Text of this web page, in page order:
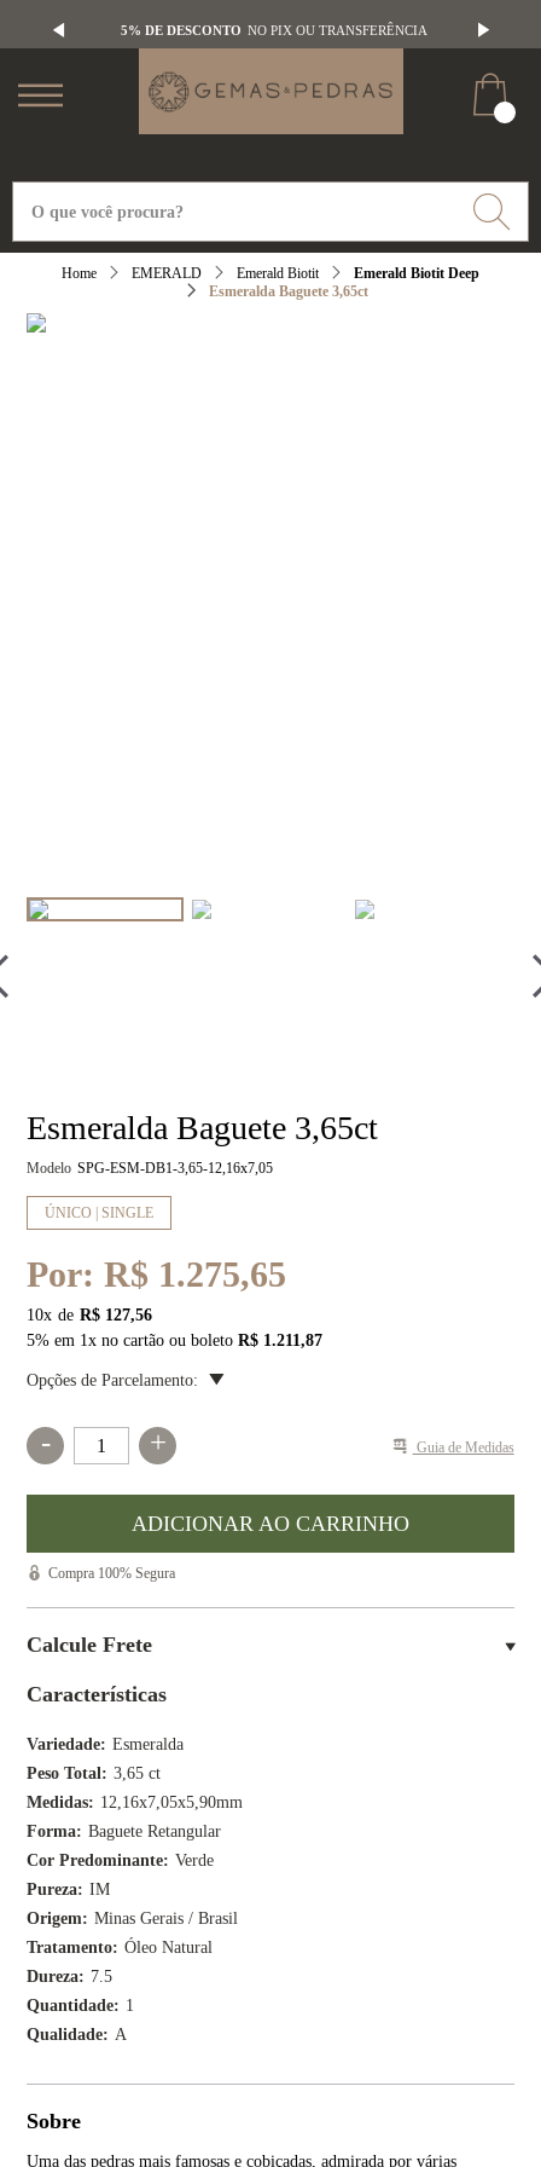
5% DE DESCONTO NO PIX OU TRANSFERÊNCIA
EMERALD Emerald Biotit
Emerald Biotit Deep
Esmeralda Baguete 3,65ct
Características
Variedade
Esmeralda
Peso Total
3,65 ct
Medidas
12,16x7,05x5,90mm
Forma
Baguete Retangular
Cor Predominante
Verde
Pureza
IM
Origem
Minas Gerais / Brasil
Tratamento
Óleo Natural
Dureza
7.5
Quantidade
1
Qualidade
A
Sobre
Uma das pedras mais famosas e cobiçadas, admirada por várias
Esmeralda Baguete 3,65ct
Modelo SPG-ESM-DB1-3,65-12,16x7,05
ÚNICO | SINGLE
Por:R$ 1.275,65
10x
R$ 127,56
5% em 1x no cartão ou boletoR$ 1.211,87
Opções de Parcelamento:
- + Guia de Medidas
Compra 100% Segura
Calcule Frete